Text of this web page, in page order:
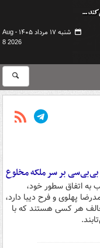
شنبه ۱۷ مرداد ۱۴۰۵ -
Aug
8 2026
بر سر ملکه مخلوع
به اتفاق سطور خود،
پهلوی و فرح دیبا دارد،
هر کسی هستند که با